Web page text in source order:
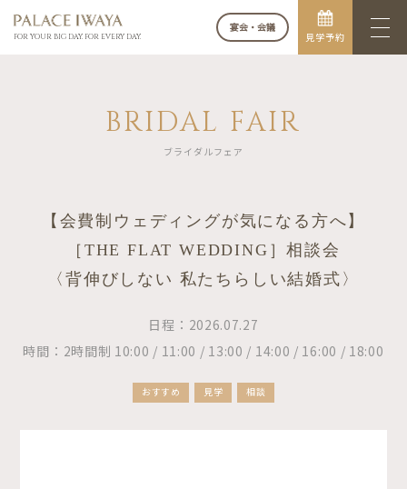
FOR YOUR BIG DAY. FOR EVERY DAY.
宴会・会議
見学予約
BRIDAL FAIR
ブライダルフェア
【会費制ウェディングが気になる方へ】
［THE FLAT WEDDING］相談会
〈背伸びしない 私たちらしい結婚式〉
日程：2026.07.27
時間：2時間制 10:00 / 11:00 / 13:00 / 14:00 / 16:00 / 18:00
おすすめ 見学 相談